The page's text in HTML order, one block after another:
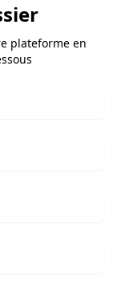
plateforme en